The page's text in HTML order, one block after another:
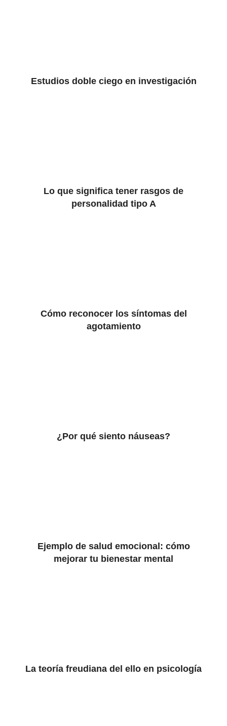
Estudios doble ciego en investigación
Lo que significa tener rasgos de
personalidad tipo A
Cómo reconocer los síntomas del
agotamiento
¿Por qué siento náuseas?
Ejemplo de salud emocional: cómo
mejorar tu bienestar mental
La teoría freudiana del ello en psicología